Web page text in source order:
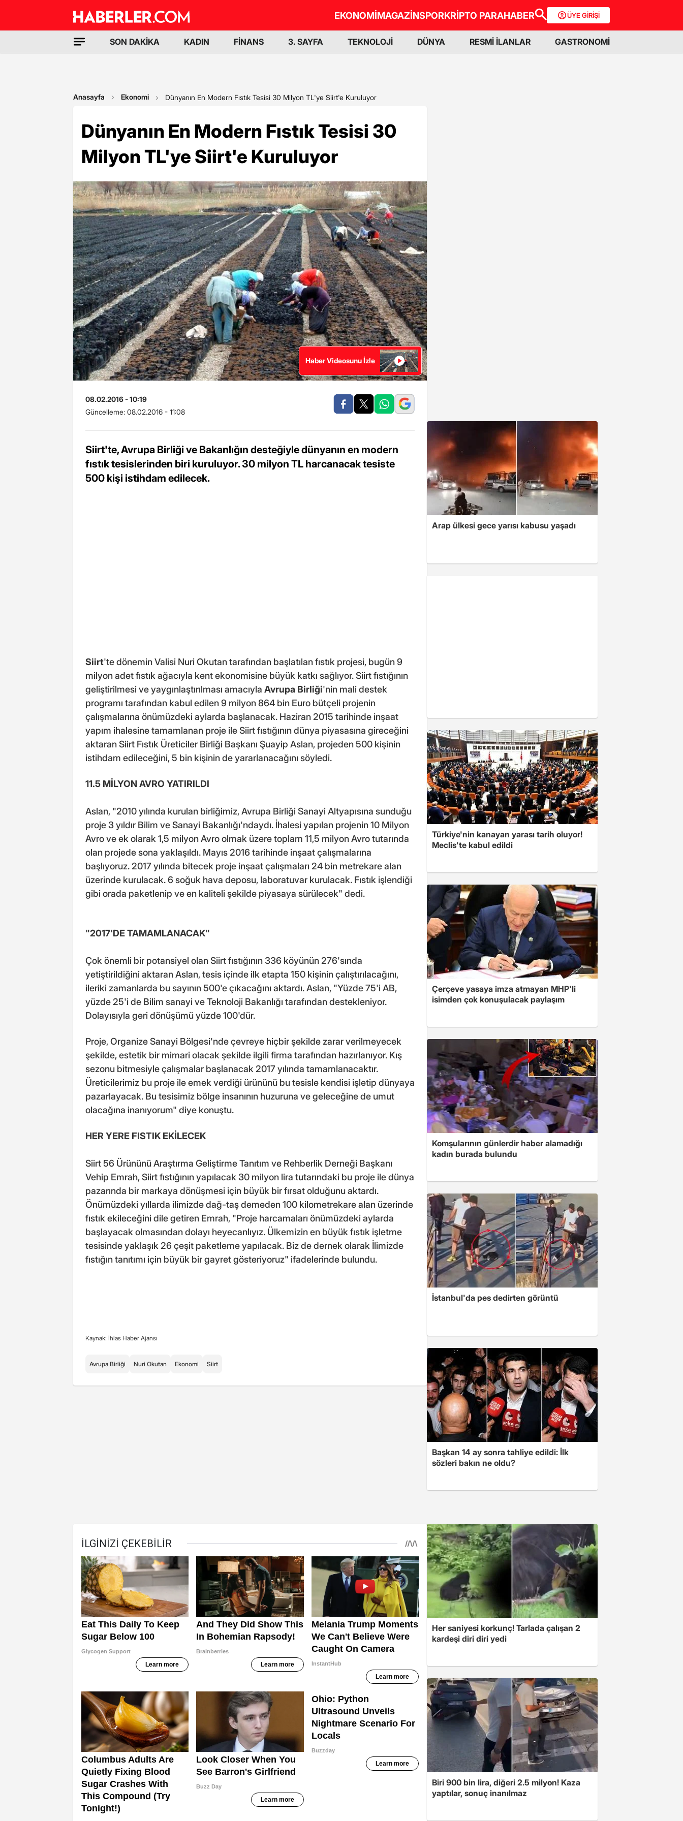
EKONOMİMAGAZİNSPORKRİPTO PARAHABER ÜYE GİRİŞİ
SON DAKİKA KADIN FİNANS 3. SAYFA TEKNOLOJİ DÜNYA RESMİ İLANLAR GASTRONOMİ
Anasayfa Ekonomi Dünyanın En Modern Fıstık Tesisi 30 Milyon TL'ye Siirt'e Kuruluyor
Dünyanın En Modern Fıstık Tesisi 30
Milyon TL'ye Siirt'e Kuruluyor
Haber Videosunu İzle
08.02.2016 - 10:19
Güncelleme: 08.02.2016 - 11:08
Siirt'te, Avrupa Birliği ve Bakanlığın desteğiyle dünyanın en modern
fıstık tesislerinden biri kuruluyor. 30 milyon TL harcanacak tesiste
500 kişi istihdam edilecek.
Siirt'te dönemin Valisi Nuri Okutan tarafından başlatılan fıstık projesi, bugün 9
milyon adet fıstık ağacıyla kent ekonomisine büyük katkı sağlıyor. Siirt fıstığının
geliştirilmesi ve yaygınlaştırılması amacıyla Avrupa Birliği'nin mali destek
programı tarafından kabul edilen 9 milyon 864 bin Euro bütçeli projenin
çalışmalarına önümüzdeki aylarda başlanacak. Haziran 2015 tarihinde inşaat
yapım ihalesine tamamlanan proje ile Siirt fıstığının dünya piyasasına gireceğini
aktaran Siirt Fıstık Üreticiler Birliği Başkanı Şuayip Aslan, projeden 500 kişinin
istihdam edileceğini, 5 bin kişinin de yararlanacağını söyledi.
11.5 MİLYON AVRO YATIRILDI
Aslan, "2010 yılında kurulan birliğimiz, Avrupa Birliği Sanayi Altyapısına sunduğu
proje 3 yıldır Bilim ve Sanayi Bakanlığı'ndaydı. İhalesi yapılan projenin 10 Milyon
Avro ve ek olarak 1,5 milyon Avro olmak üzere toplam 11,5 milyon Avro tutarında
olan projede sona yaklaşıldı. Mayıs 2016 tarihinde inşaat çalışmalarına
başlıyoruz. 2017 yılında bitecek proje inşaat çalışmaları 24 bin metrekare alan
üzerinde kurulacak. 6 soğuk hava deposu, laboratuvar kurulacak. Fıstık işlendiği
gibi orada paketlenip ve en kaliteli şekilde piyasaya sürülecek" dedi.
"2017'DE TAMAMLANACAK"
Çok önemli bir potansiyel olan Siirt fıstığının 336 köyünün 276'sında
yetiştirildiğini aktaran Aslan, tesis içinde ilk etapta 150 kişinin çalıştırılacağını,
ileriki zamanlarda bu sayının 500'e çıkacağını aktardı. Aslan, "Yüzde 75'i AB,
yüzde 25'i de Bilim sanayi ve Teknoloji Bakanlığı tarafından destekleniyor.
Dolayısıyla geri dönüşümü yüzde 100'dür.
Proje, Organize Sanayi Bölgesi'nde çevreye hiçbir şekilde zarar verilmeyecek
şekilde, estetik bir mimari olacak şekilde ilgili firma tarafından hazırlanıyor. Kış
sezonu bitmesiyle çalışmalar başlanacak 2017 yılında tamamlanacaktır.
Üreticilerimiz bu proje ile emek verdiği ürününü bu tesisle kendisi işletip dünyaya
pazarlayacak. Bu tesisimiz bölge insanının huzuruna ve geleceğine de umut
olacağına inanıyorum" diye konuştu.
HER YERE FISTIK EKİLECEK
Siirt 56 Ürününü Araştırma Geliştirme Tanıtım ve Rehberlik Derneği Başkanı
Vehip Emrah, Siirt fıstığının yapılacak 30 milyon lira tutarındaki bu proje ile dünya
pazarında bir markaya dönüşmesi için büyük bir fırsat olduğunu aktardı.
Önümüzdeki yıllarda ilimizde dağ-taş demeden 100 kilometrekare alan üzerinde
fıstık ekileceğini dile getiren Emrah, "Proje harcamaları önümüzdeki aylarda
başlayacak olmasından dolayı heyecanlıyız. Ülkemizin en büyük fıstık işletme
tesisinde yaklaşık 26 çeşit paketleme yapılacak. Biz de dernek olarak İlimizde
fıstığın tanıtımı için büyük bir gayret gösteriyoruz" ifadelerinde bulundu.
Kaynak: İhlas Haber Ajansı
Avrupa Birliği Nuri Okutan Ekonomi Siirt
Arap ülkesi gece yarısı kabusu yaşadı
Türkiye'nin kanayan yarası tarih oluyor!
Meclis'te kabul edildi
Çerçeve yasaya imza atmayan MHP'li
isimden çok konuşulacak paylaşım
Komşularının günlerdir haber alamadığı
kadın burada bulundu
İstanbul'da pes dedirten görüntü
Başkan 14 ay sonra tahliye edildi: İlk
sözleri bakın ne oldu?
Her saniyesi korkunç! Tarlada çalışan 2
kardeşi diri diri yedi
Biri 900 bin lira, diğeri 2.5 milyon! Kaza
yaptılar, sonuç inanılmaz